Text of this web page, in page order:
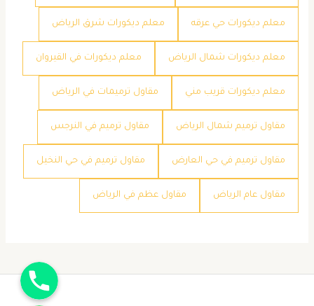
معلم ديكورات حي عرقه معلم ديكورات شرق الرياض
معلم ديكورات شمال الرياض معلم ديكورات في القيروان
معلم ديكورات قريب مني مقاول ترميمات في الرياض
مقاول ترميم شمال الرياض مقاول ترميم في النرجس
مقاول ترميم في حي العارض مقاول ترميم في حي النخيل
مقاول عام الرياض مقاول عظم في الرياض
جوال